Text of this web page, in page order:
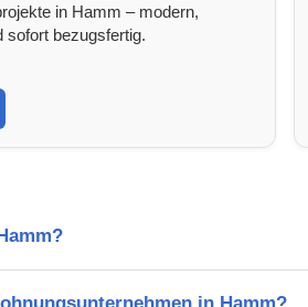
in Hamm – modern,
sofort bezugsfertig.